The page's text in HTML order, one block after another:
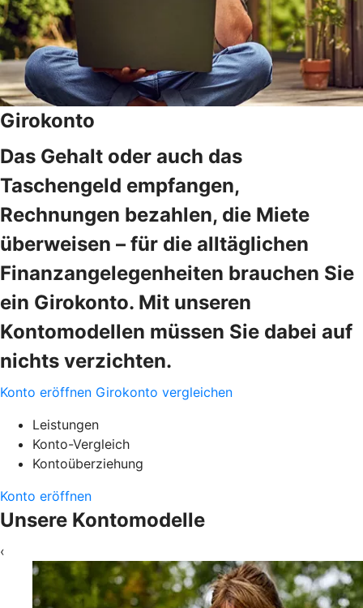
Girokonto
Das Gehalt oder auch das
Taschengeld empfangen,
Rechnungen bezahlen, die Miete
überweisen – für die alltäglichen
Finanzangelegenheiten brauchen Sie
ein Girokonto. Mit unseren
Kontomodellen müssen Sie dabei auf
nichts verzichten.
Konto eröffnen Girokonto vergleichen
Leistungen
Konto-Vergleich
Kontoüberziehung
Konto eröffnen
Unsere Kontomodelle
‹